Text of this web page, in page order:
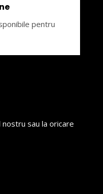
pentru
sau la oricare